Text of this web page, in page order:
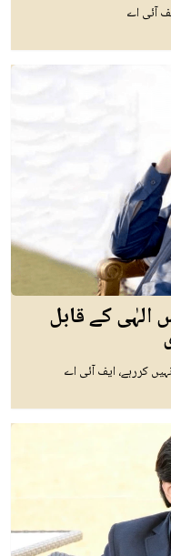
آئی اے
الہٰی کے قابل
کررہے، ایف آئی اے